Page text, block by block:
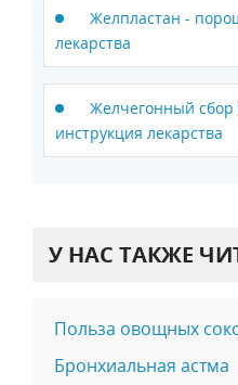
Желпластан -
лекарства
Желчегонный
инструкция лекарства
У НАС ТАКЖЕ
Польза овощных
Бронхиальная астма